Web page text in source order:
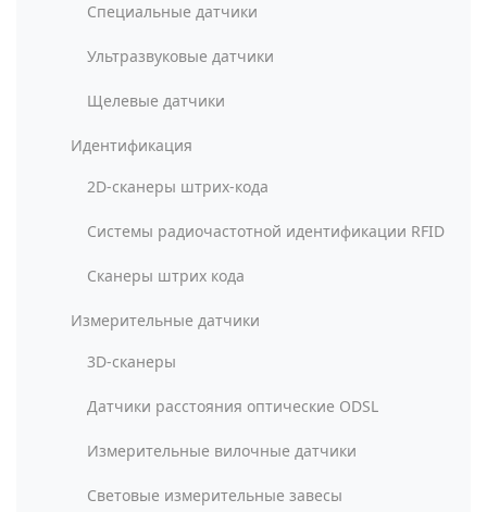
Специальные датчики
Ультразвуковые датчики
Щелевые датчики
Идентификация
2D-сканеры штрих-кода
Системы радиочастотной идентификации RFID
Сканеры штрих кода
Измерительные датчики
3D-сканеры
Датчики расстояния оптические ODSL
Измерительные вилочные датчики
Световые измерительные завесы